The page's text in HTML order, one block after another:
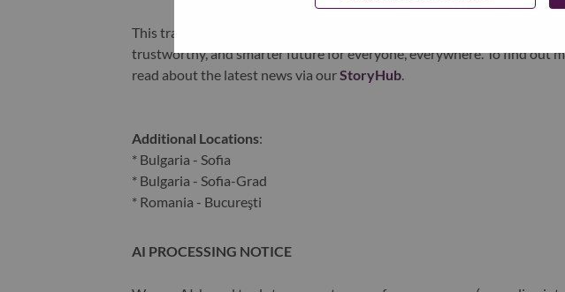
This transformation together with Lenovo’s world-changing innovation
trustworthy, and smarter future for everyone, everywhere. To find out
read about the latest news via our StoryHub.
Additional Locations:
* Bulgaria - Sofia
* Bulgaria - Sofia-Grad
* Romania - Bucureşti
AI PROCESSING NOTICE